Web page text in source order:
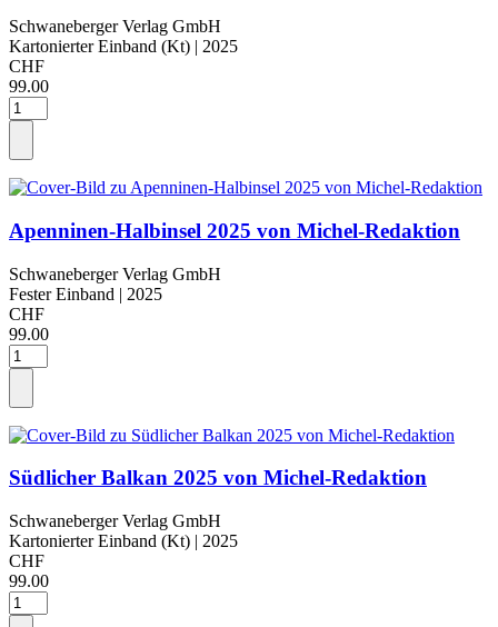
Schwaneberger Verlag GmbH
Kartonierter Einband (Kt) | 2025
CHF
99.00
Apenninen-Halbinsel 2025 von Michel-Redaktion
Schwaneberger Verlag GmbH
Fester Einband | 2025
CHF
99.00
Südlicher Balkan 2025 von Michel-Redaktion
Schwaneberger Verlag GmbH
Kartonierter Einband (Kt) | 2025
CHF
99.00